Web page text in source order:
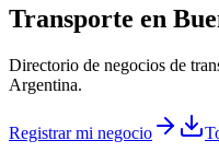
Transporte en
Directorio de negocios de
Argentina.
Registrar mi negocio